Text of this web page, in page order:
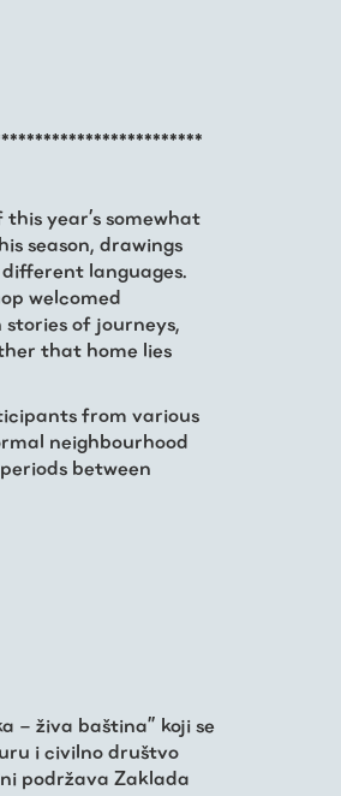
year’s somewhat
season, drawings
languages.
welcomed
of journeys,
that home lies
from various
neighbourhood
between
– živa baština” koji se
i civilno društvo
podržava Zaklada